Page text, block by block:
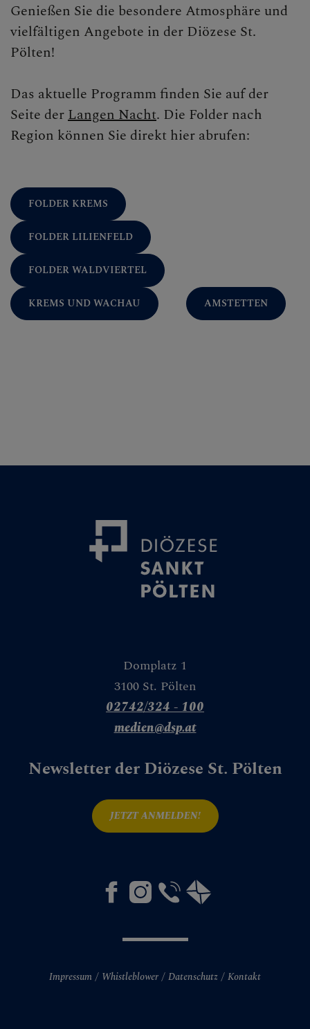
Genießen Sie die besondere Atmosphäre und
vielfältigen Angebote in der Diözese St.
Pölten!
Das aktuelle Programm finden Sie auf der
Seite derLangen Nacht. Die Folder nach
Region können Sie direkt hier abrufen:
FOLDER KREMS
FOLDER LILIENFELD
FOLDER WALDVIERTEL
KREMS UND WACHAU AMSTETTEN
Domplatz 1
3100 St. Pölten
02742/324 - 100
medien@dsp.at
Newsletter der Diözese St. Pölten
JETZT ANMELDEN!
Impressum Whistleblower Datenschutz Kontakt